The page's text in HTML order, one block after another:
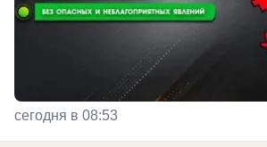
сегодня в 08:53